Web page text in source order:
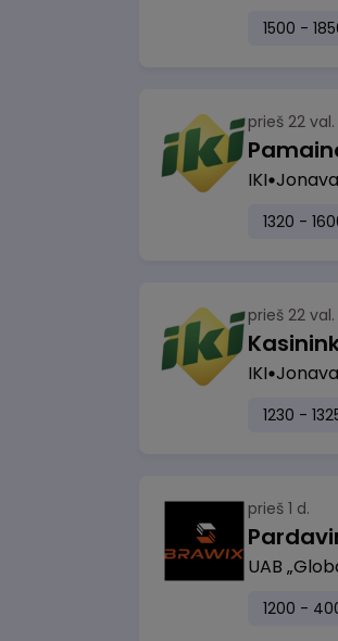
1500 -
prieš 22 val.
IKI Jonava
1320 -
prieš 22 val.
IKI Jonava
1230 -
prieš 1 d.
UAB
1200 -